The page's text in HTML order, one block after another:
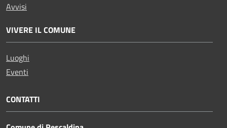
Avvisi
VIVERE IL COMUNE
Luoghi
Eventi
CONTATTI